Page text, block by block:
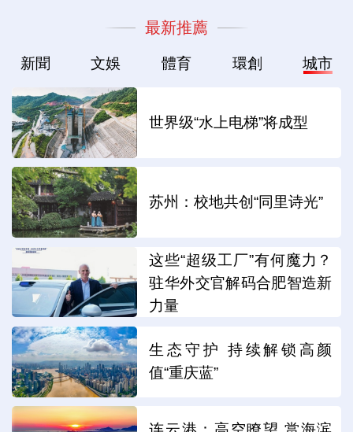
最新推薦
新聞 文娛 體育 環創 城市
世界级“水上电梯”将成型
苏州：校地共创“同里诗光”
这些“超级工厂”有何魔力？
驻华外交官解码合肥智造新
力量
生态守护 持续解锁高颜
值“重庆蓝”